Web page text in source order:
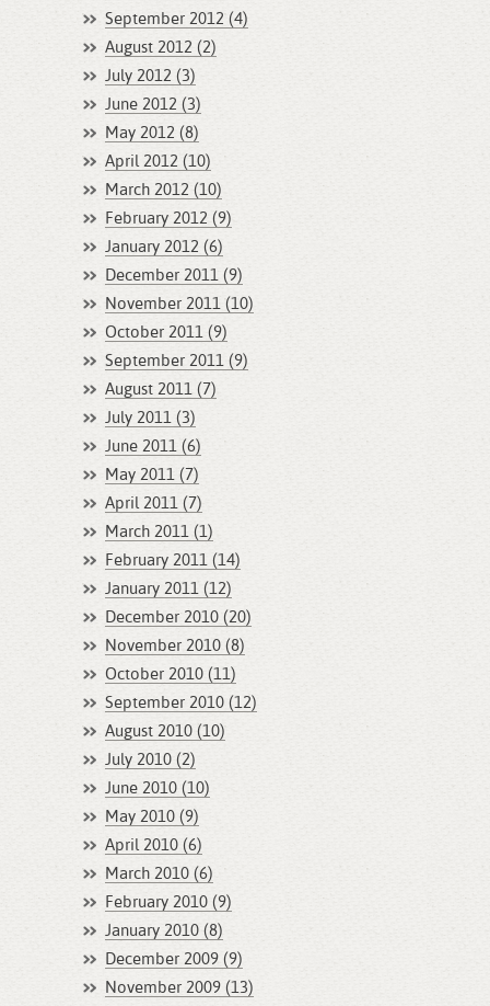
September 2012 (4)
August 2012 (2)
July 2012 (3)
June 2012 (3)
May 2012 (8)
April 2012 (10)
March 2012 (10)
February 2012 (9)
January 2012 (6)
December 2011 (9)
November 2011 (10)
October 2011 (9)
September 2011 (9)
August 2011 (7)
July 2011 (3)
June 2011 (6)
May 2011 (7)
April 2011 (7)
March 2011 (1)
February 2011 (14)
January 2011 (12)
December 2010 (20)
November 2010 (8)
October 2010 (11)
September 2010 (12)
August 2010 (10)
July 2010 (2)
June 2010 (10)
May 2010 (9)
April 2010 (6)
March 2010 (6)
February 2010 (9)
January 2010 (8)
December 2009 (9)
November 2009 (13)